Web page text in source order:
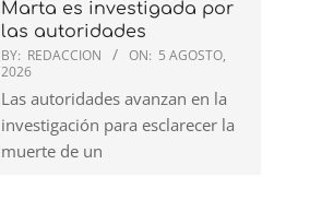
Marta es investigada por
las autoridades
BY: REDACCION ON: 5 AGOSTO,
2026
Las autoridades avanzan en la
investigación para esclarecer la
muerte de un